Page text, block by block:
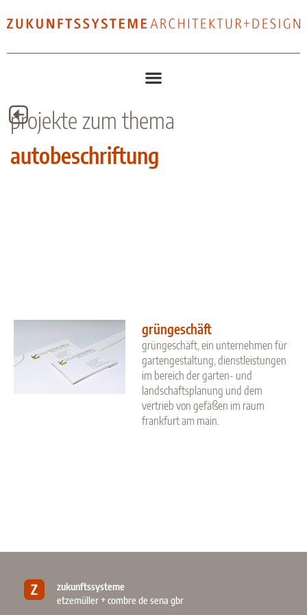
projekte zum thema
autobeschriftung
grüngeschäft
grüngeschäft, ein unternehmen für
gartengestaltung, dienstleistungen
im bereich der garten- und
landschaftsplanung und dem
vertrieb von gefäßen im raum
frankfurt am main.
zukunftssysteme
etzemüller + combre de sena gbr